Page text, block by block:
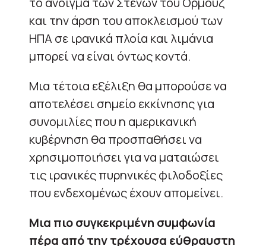
και την άρση του αποκλεισμού των
ΗΠΑ σε ιρανικά πλοία και λιμάνια
μπορεί να είναι όντως κοντά.
Μια τέτοια εξέλιξη θα μπορούσε να
αποτελέσει σημείο εκκίνησης για
συνομιλίες που η αμερικανική
κυβέρνηση θα προσπαθήσει να
χρησιμοποιήσει για να ματαιώσει
τις ιρανικές πυρηνικές φιλοδοξίες
που ενδεχομένως έχουν απομείνει.
Μια πιο συγκεκριμένη συμφωνία
πέρα ​​από την τρέχουσα εύθραυστη